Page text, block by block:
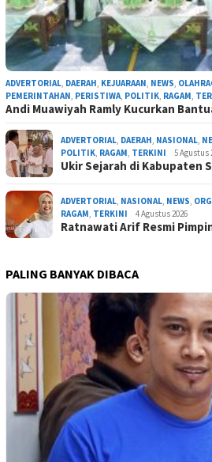
ADVERTORIAL, DAERAH, KEJUARAAN, NEWS,
PEMERINTAHAN, PERISTIWA, POLITIK, RAGAM,
Andi Muawiyah Ramly Kucurkan
ADVERTORIAL, DAERAH, NASIONAL,
POLITIK, RAGAM, TERKINI 5 Agustus
Ukir Sejarah di Kabupaten
ADVERTORIAL, NASIONAL, NEWS,
RAGAM, TERKINI 4 Agustus 2026
Ratnawati Arif Resmi
PALING BANYAK DIBACA